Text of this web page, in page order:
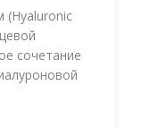
(Hyaluronic
сочетание